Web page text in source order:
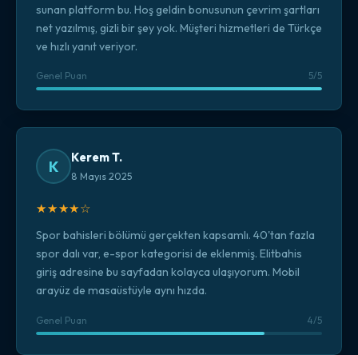
sunan platform bu. Hoş geldin bonusunun çevrim şartları
net yazılmış, gizli bir şey yok. Müşteri hizmetleri de Türkçe
ve hızlı yanıt veriyor.
Genel Puan 5/5
K Kerem T.
8 Mayıs 2025
★★★★☆
Spor bahisleri bölümü gerçekten kapsamlı. 40'tan fazla
spor dalı var, e-spor kategorisi de eklenmiş. Elitbahis
giriş adresine bu sayfadan kolayca ulaşıyorum. Mobil
arayüz de masaüstüyle aynı hızda.
Genel Puan 4/5